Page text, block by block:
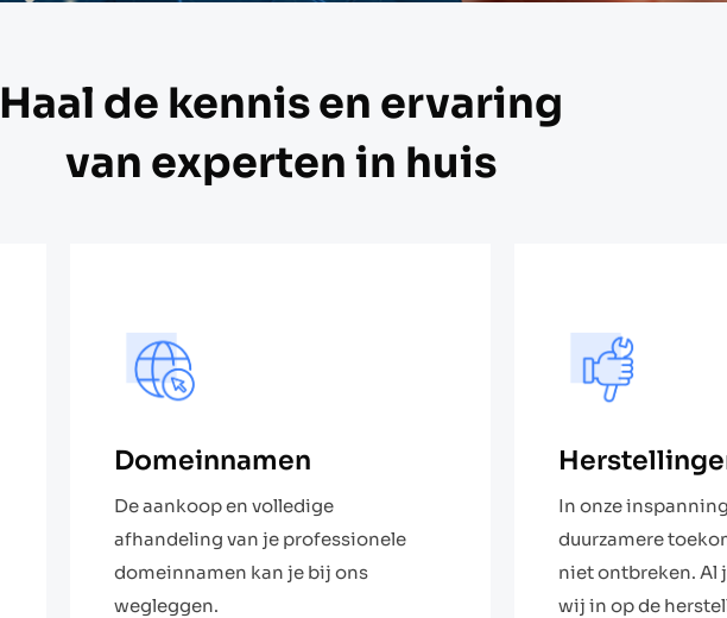
Haal de kennis en ervaring
van experten in huis
Domeinnamen​
De aankoop en volledige
afhandeling van je professionele
domeinnamen kan je bij ons
wegleggen.
In onze
duurzamere
niet ontbreken. Al
wij in op de